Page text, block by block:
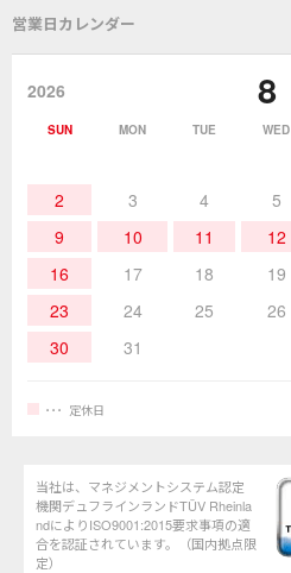
表面実装/SMT関連
作業環境／材料
取扱説明書
該非説明発行の申込み
グットのあゆみ
営業日カレンダー
2026 8
SUN MON TUE WED
2
3 4 5
9
10 11 12
16
17 18 19
23
24 25 26
30
31
定休日
当社は、マネジメントシステム認定
機関デュフラインランドTÜV Rheinla
ndによりISO9001:2015要求事項の適
合を認証されています。（国内拠点限
定）